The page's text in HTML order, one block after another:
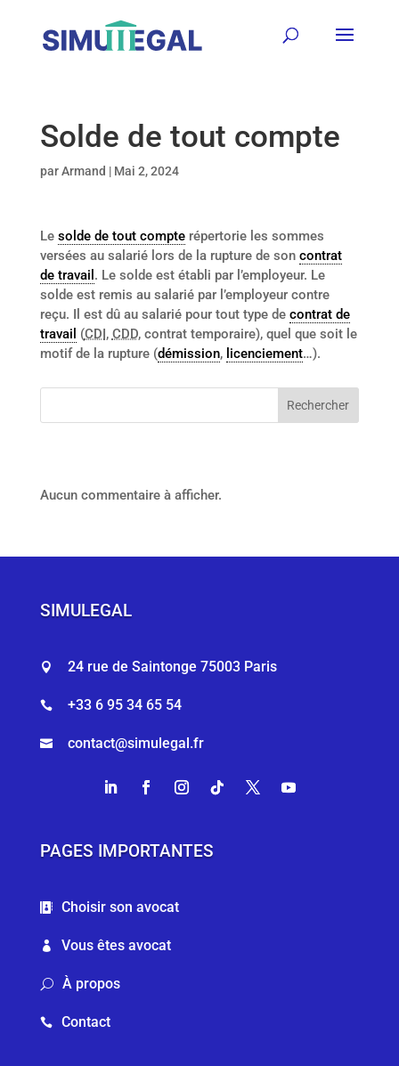
Solde de tout compte
parArmand | Mai 2, 2024
Le solde de tout compterépertorie les sommes
versées au salarié lors de la rupture de son contrat
de travail . Le solde est établi par l’employeur. Le
solde est remis au salarié par l’employeur contre
reçu. Il est dû au salarié pour tout type de contrat de
travail (CDI, CDD, contrat temporaire), quel que soit le
motif de la rupture (démission, licenciement…).
Rechercher
Aucun commentaire à afficher.
SIMULEGAL
 24 rue de Saintonge 75003 Paris
 +33 6 95 34 65 54
 contact@simulegal.fr
PAGES IMPORTANTES
 Choisir son avocat
 Vous êtes avocat
U À propos
 Contact